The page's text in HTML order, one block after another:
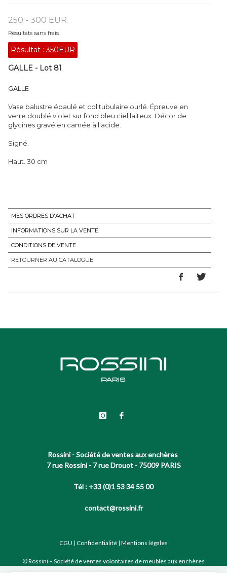
250 - 300 EUR
Résultats sans frais
Résultat :350EUR
GALLE - Lot 81
GALLE
Vase balustre épaulé et col tubulaire ourlé. Épreuve en
verre doublé violet sur fond bleu ciel laiteux. Décor de
glycines gravé en camée à l'acide.
Signé.
Haut. 30 cm
MES ORDRES D'ACHAT
INFORMATIONS SUR LA VENTE
CONDITIONS DE VENTE
RETOURNER AU CATALOGUE
Rossini - Société de ventes aux enchères
7 rue Rossini - 7 rue Drouot - 75009 PARIS
Tél : +33 (0)1 53 34 55 00
contact@rossini.fr
CGU | Confidentialité | Mentions légales
© Rossini – Société de ventes volontaires de meubles aux enchères